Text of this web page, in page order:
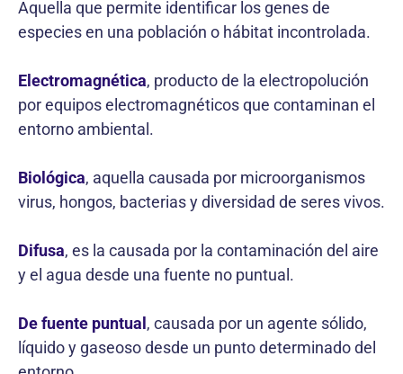
Aquella que permite identificar los genes de
especies en una población o hábitat incontrolada.
Electromagnética, producto de la electropolución
por equipos electromagnéticos que contaminan el
entorno ambiental.
Biológica, aquella causada por microorganismos
virus, hongos, bacterias y diversidad de seres vivos.
Difusa, es la causada por la contaminación del aire
y el agua desde una fuente no puntual.
De fuente puntual, causada por un agente sólido,
líquido y gaseoso desde un punto determinado del